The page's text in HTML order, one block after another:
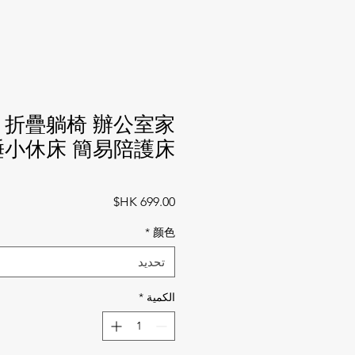
疊躺椅 辦公室家
休床 簡易陪護床
السعر
颜色
*
تحديد
الكمية *